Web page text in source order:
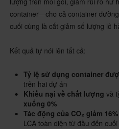
container—cho cả container
cuối cùng là cắt giảm số lượng lô
Kết quả tự nói lên tất cả:
Tỷ lệ sử dụng container
trên hai dự án
Khiếu nại về chất lượng và
xuống 0%
Tác động của CO₂ giảm
LCA toàn diện từ đầu đến cuối